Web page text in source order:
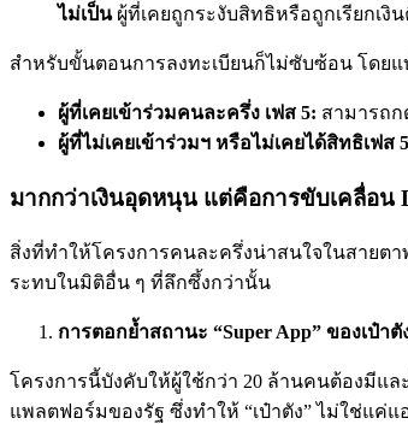
ไม่เป็นผู้ที่เคยถูกระงับสิทธิหรือถูกเรียกเงิ
สำหรับขั้นตอนการลงทะเบียนก็ไม่ซับซ้อน โดย
ผู้ที่เคยเข้าร่วมคนละครึ่ง เฟส 5: สามารถก
ผู้ที่ไม่เคยเข้าร่วมฯ หรือไม่เคยได้สิทธิเฟส
มากกว่าเงินอุดหนุน แต่คือการขับเคลื่อน
สิ่งที่ทำให้โครงการคนละครึ่งน่าสนใจในสายตา
ระทบในมิติอื่น ๆ ที่ลึกซึ้งกว่านั้น
การตอกย้ำสถานะ “Super App” ของเป๋าตั
โครงการนี้บังคับให้ผู้ใช้กว่า 20 ล้านคนต้องมีและ
แพลตฟอร์มของรัฐ ซึ่งทำให้ “เป๋าตัง” ไม่ใช่แค่